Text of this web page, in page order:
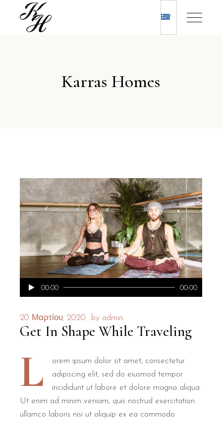
Karras Homes
Πρόγραμμα
Αναπαραγωγής
00:00 00:00
20 Μαρτίου, 2020 by admin
Get In Shape While Traveling
L
orem ipsum dolor sit amet, consectetur
adipiscing elit, sed do eiusmod tempor
incididunt ut labore et dolore magna aliqua.
Ut enim ad minim veniam, quis nostrud exercitation
ullamco laboris nisi ut aliquip ex ea commodo